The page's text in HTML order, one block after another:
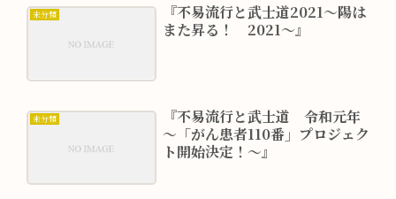
未分類
『不易流行と武士道2021～陽は
また昇る！ 2021～』
未分類
『不易流行と武士道 令和元年
～「がん患者110番」プロジェク
ト開始決定！～』